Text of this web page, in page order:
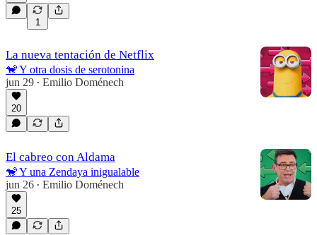
1
La nueva tentación de Netflix
🐒 Y otra dosis de serotonina
jun 29 • Emilio Doménech
20
El cabreo con Aldama
🐒 Y una Zendaya inigualable
jun 26 • Emilio Doménech
25